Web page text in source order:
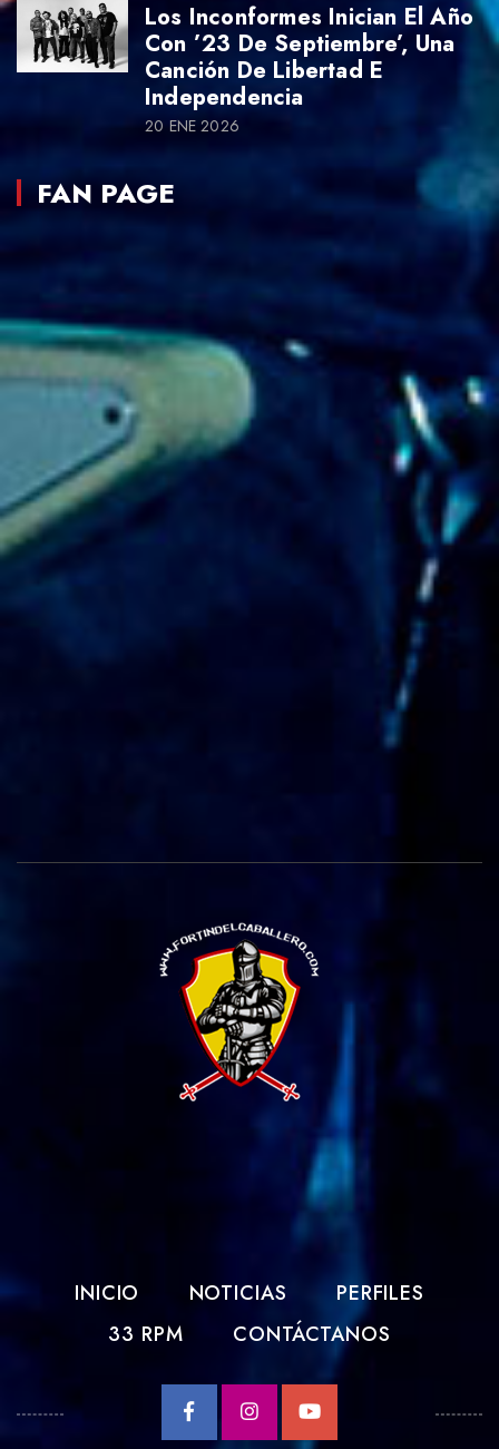
Los Inconformes Inician El Año
Con ’23 De Septiembre’, Una
Canción De Libertad E
Independencia
20 ENE 2026
FAN PAGE
INICIO NOTICIAS
PERFILES
33 RPM
CONTÁCTANOS